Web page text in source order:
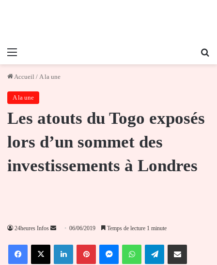
Menu
Accueil / A la une
A la une
Les atouts du Togo exposés
lors d’un sommet des
investissements à Londres
24heures Infos
Envoyer
courriel
06/06/2019 Temps de lecture 1 minute
FacebookX LinkedinPinterestMessengerWhatsAppTelegramPartager par email